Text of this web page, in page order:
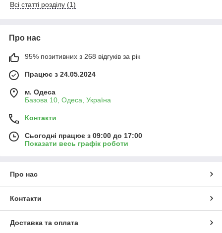
Всі статті розділу (1)
Про нас
95% позитивних з 268 відгуків за рік
Працює з 24.05.2024
м. Одеса
Базова 10, Одеса, Україна
Контакти
Сьогодні працює з 09:00 до 17:00
Показати весь графік роботи
Про нас
Контакти
Доставка та оплата